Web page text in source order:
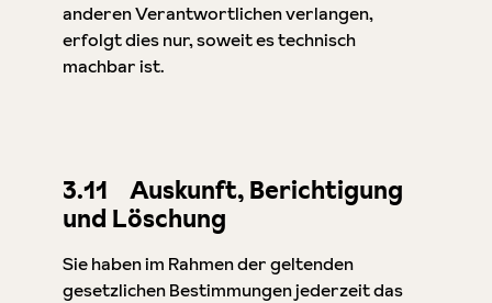
anderen Verantwortlichen verlangen,
erfolgt dies nur, soweit es technisch
machbar ist.
3.11 Auskunft, Berichtigung
und Löschung
Sie haben im Rahmen der geltenden
gesetzlichen Bestimmungen jederzeit das